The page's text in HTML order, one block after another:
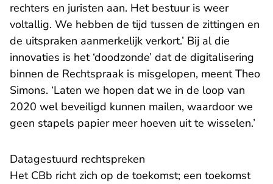
rechters en juristen aan. Het bestuur is weer
voltallig. We hebben de tijd tussen de zittingen en
de uitspraken aanmerkelijk verkort.’ Bij al die
innovaties is het ‘doodzonde’ dat de digitalisering
binnen de Rechtspraak is misgelopen, meent Theo
Simons. ‘Laten we hopen dat we in de loop van
2020 wel beveiligd kunnen mailen, waardoor we
geen stapels papier meer hoeven uit te wisselen.’
Datagestuurd rechtspreken
Het CBb richt zich op de toekomst; een toekomst